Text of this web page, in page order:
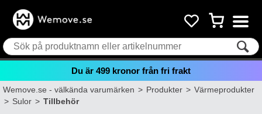
Du är 499 kronor från fri frakt
Wemove.se - välkända varumärken>Produkter>Värmeprodukter
>Sulor>Tillbehör